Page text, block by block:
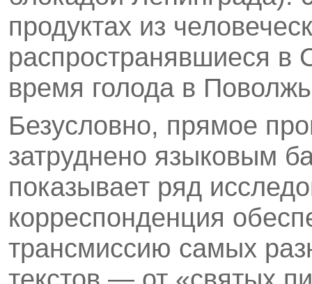
продуктах из
распространявшиеся
время голода в
Безусловно, прямое
затруднено языковым
показывает ряд
корреспонденция
трансмиссию самых